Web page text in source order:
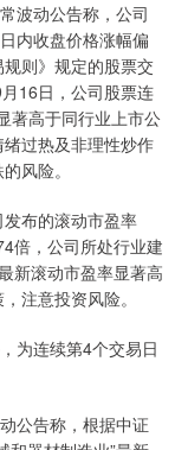
波动公告称，公司
内收盘价格涨幅偏
则》规定的股票交
16日，公司股票连
著高于同行业上市公
过热及非理性炒作
风险。
布的滚动市盈率
倍，公司所处行业建
新滚动市盈率显著高
注意投资风险。
为连续第4个交易日
公告称，根据中证